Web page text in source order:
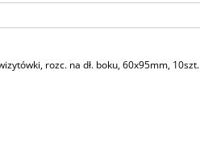
rozc. na dł. boku, 60x95mm, 10szt.